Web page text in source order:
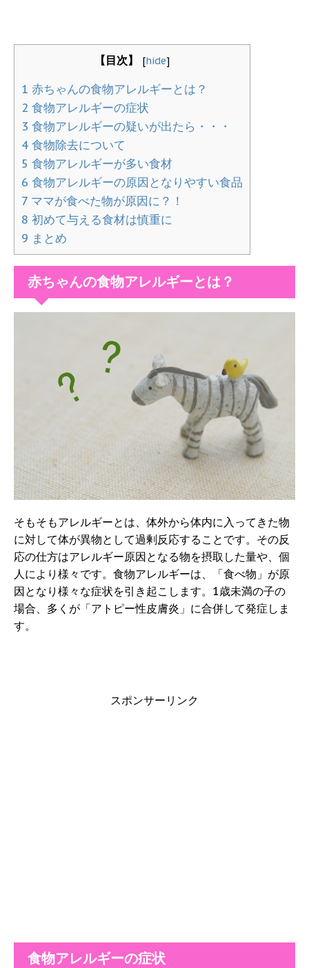
【目次】 [hide]
1 赤ちゃんの食物アレルギーとは？
2 食物アレルギーの症状
3 食物アレルギーの疑いが出たら・・・
4 食物除去について
5 食物アレルギーが多い食材
6 食物アレルギーの原因となりやすい食品
7 ママが食べた物が原因に？！
8 初めて与える食材は慎重に
9 まとめ
赤ちゃんの食物アレルギーとは？
そもそもアレルギーとは、体外から体内に入ってきた物
に対して体が異物として過剰反応することです。その反
応の仕方はアレルギー原因となる物を摂取した量や、個
人により様々です。食物アレルギーは、「食べ物」が原
因となり様々な症状を引き起こします。1歳未満の子の
場合、多くが「アトピー性皮膚炎」に合併して発症しま
す。
スポンサーリンク
食物アレルギーの症状